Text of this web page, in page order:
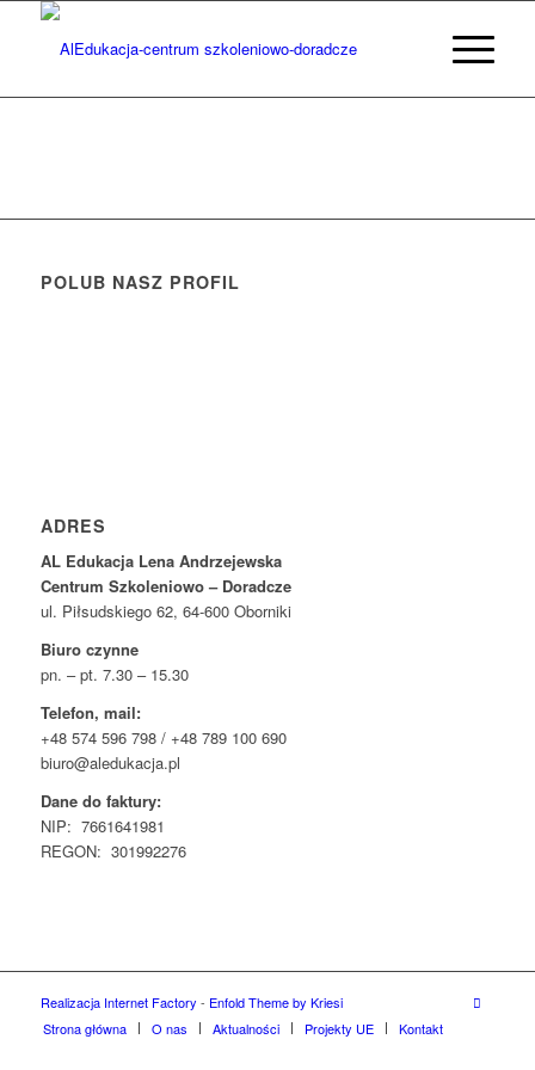
POLUB NASZ PROFIL
ADRES
AL Edukacja Lena Andrzejewska
Centrum Szkoleniowo – Doradcze
ul. Piłsudskiego 62, 64-600 Oborniki
Biuro czynne
pn. – pt. 7.30 – 15.30
Telefon, mail:
+48 574 596 798 / +48 789 100 690
biuro@aledukacja.pl
Dane do faktury:
NIP: 7661641981
REGON: 301992276
Realizacja Internet Factory - Enfold Theme by Kriesi
Strona główna
O nas Aktualności Projekty UE Kontakt